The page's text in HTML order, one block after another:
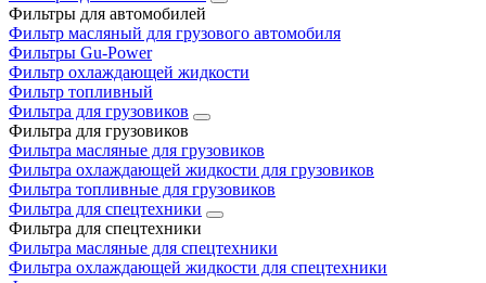
Фильтры для автомобилей
Фильтр масляный для грузового автомобиля
Фильтры Gu-Power
Фильтр охлаждающей жидкости
Фильтр топливный
Фильтра для грузовиков
Фильтра для грузовиков
Фильтра масляные для грузовиков
Фильтра охлаждающей жидкости для грузовиков
Фильтра топливные для грузовиков
Фильтра для спецтехники
Фильтра для спецтехники
Фильтра масляные для спецтехники
Фильтра охлаждающей жидкости для спецтехники